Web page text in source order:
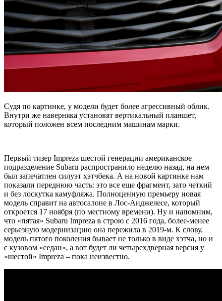
Судя по картинке, у модели будет более агрессивный облик.
Внутри же наверняка установят вертикальный планшет,
который положен всем последним машинам марки.
Первый тизер Impreza шестой генерации американское
подразделение Subaru распространило неделю назад, на нем
был запечатлен силуэт хэтчбека. А на новой картинке нам
показали переднюю часть: это все еще фрагмент, зато четкий
и без лоскутка камуфляжа. Полноценную премьеру новая
модель справит на автосалоне в Лос-Анджелесе, который
откроется 17 ноября (по местному времени). Ну и напомним,
что «пятая» Subaru Impreza в строю с 2016 года, более-менее
серьезную модернизацию она пережила в 2019-м. К слову,
модель пятого поколения бывает не только в виде хэтча, но и
с кузовом «седан», а вот будет ли четырехдверная версия у
«шестой» Impreza – пока неизвестно.